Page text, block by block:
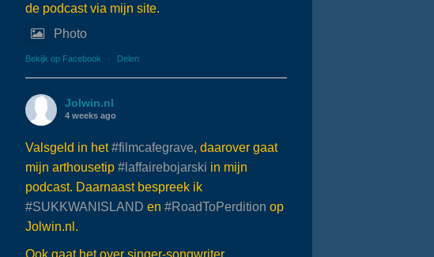
de podcast via mijn site.
Photo
Bekijk op Facebook · Delen
Jolwin.nl
4 weeks ago
Valsgeld in het#filmcafegrave, daarover gaat
mijn arthousetip #laffairebojarski in mijn
podcast. Daarnaast bespreek ik
#SUKKWANISLAND en #RoadToPerdition op
Jolwin.nl.
Ook gaat het over singer-songwriter